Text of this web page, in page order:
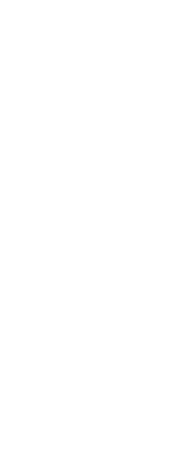
Pompes
34 Route De
Consulter